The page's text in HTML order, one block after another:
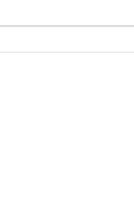
raccorder la
chambre d'hôte
: